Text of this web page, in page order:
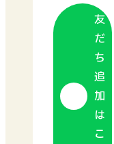
友
だ
ち
追
加
は
こ